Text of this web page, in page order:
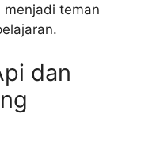
teman
dan